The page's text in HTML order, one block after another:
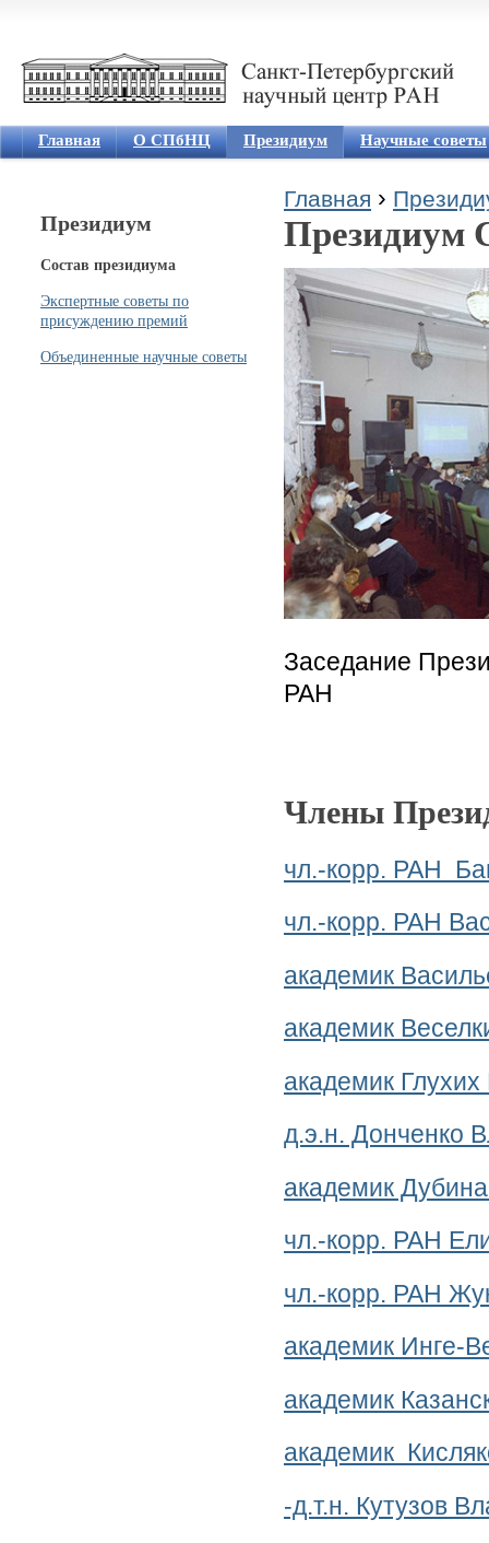
Главная О СПбНЦ Президиум Научные советы
Вы здесь
Главная ›
Заседание
РАН
Члены
чл.-корр. РАН
чл.-корр. РАН
академик
академик
академик
д.э.н. Донченко
академик
чл.-корр. РАН
чл.-корр. РАН
академик Инге-
академик
академик
-д.т.н. Кутузов
Президиум
Состав президиума
Экспертные советы по
присуждению премий
Объединенные научные советы